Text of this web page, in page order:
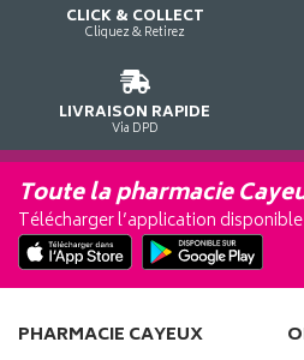
CLICK & COLLECT
Cliquez & Retirez
LIVRAISON RAPIDE
Via DPD
Toute la pharmacie
Télécharger l’application
PHARMACIE CAYEUX